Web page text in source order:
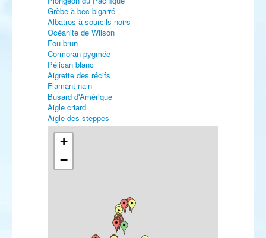
Grèbe à bec bigarré
Albatros à sourcils noirs
Océanite de Wilson
Fou brun
Cormoran pygmée
Pélican blanc
Aigrette des récifs
Flamant nain
Busard d'Amérique
Aigle criard
Aigle des steppes
Aigle impérial
Faucon sacre
Marouette de Caroline
Marouette de Baillon
Outarde barbue
Glaréole à ailes noires
Gravelot semipalmé
Gravelot de Leschenault
+
−